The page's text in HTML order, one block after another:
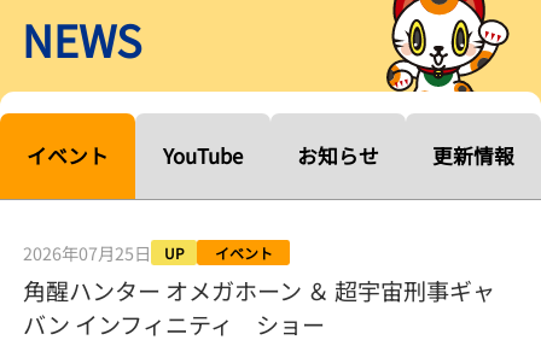
【ルーキーシリーズ第15戦】塚越海斗「伸びを生かす方向で」4カド
から攻める／とこなめボートレース
【常滑ボート・ルーキーＳ】宮崎心之介 うれしいデビュー初優勝
「このままＡ１になれるように」
2026年08月04日
ド！／常滑ボート
2026年08月04日
【ボートレース】「しょっぱいですね」初優勝の宮崎心之介が水神
NEWS
イベント YouTube お知らせ 更新情報
2026年07月25日 UP イベント
角醒ハンター オメガホーン ＆ 超宇宙刑事ギャ
バン インフィニティ ショー